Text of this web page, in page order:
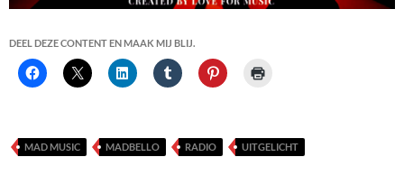
DEEL DEZE CONTENT EN MAAK MIJ BLIJ.
MAD MUSIC MADBELLO RADIO UITGELICHT